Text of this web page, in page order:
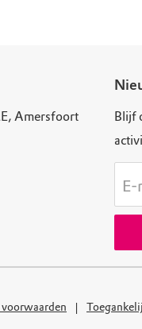
Amersfoort
Blijf